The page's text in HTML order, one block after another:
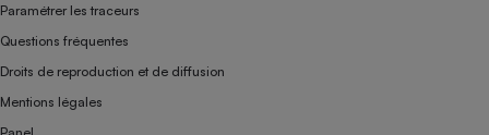
Paramétrer les traceurs
Questions fréquentes
Droits de reproduction et de diffusion
Mentions légales